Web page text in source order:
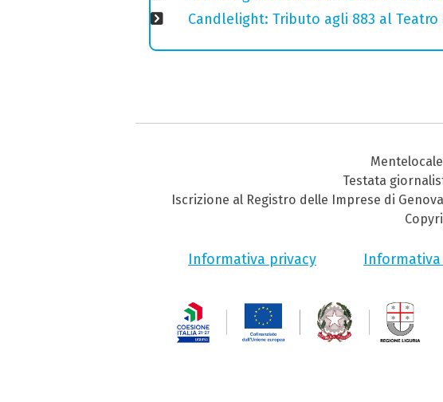
Candlelight: Tributo agli 883 al Teatro
Testata
Iscrizione al Registro delle Imprese di
Informativa privacy